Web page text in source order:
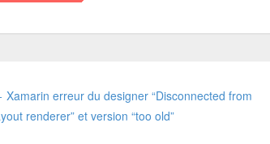
erreur du designer “Disconnected from
renderer” et version “too old”